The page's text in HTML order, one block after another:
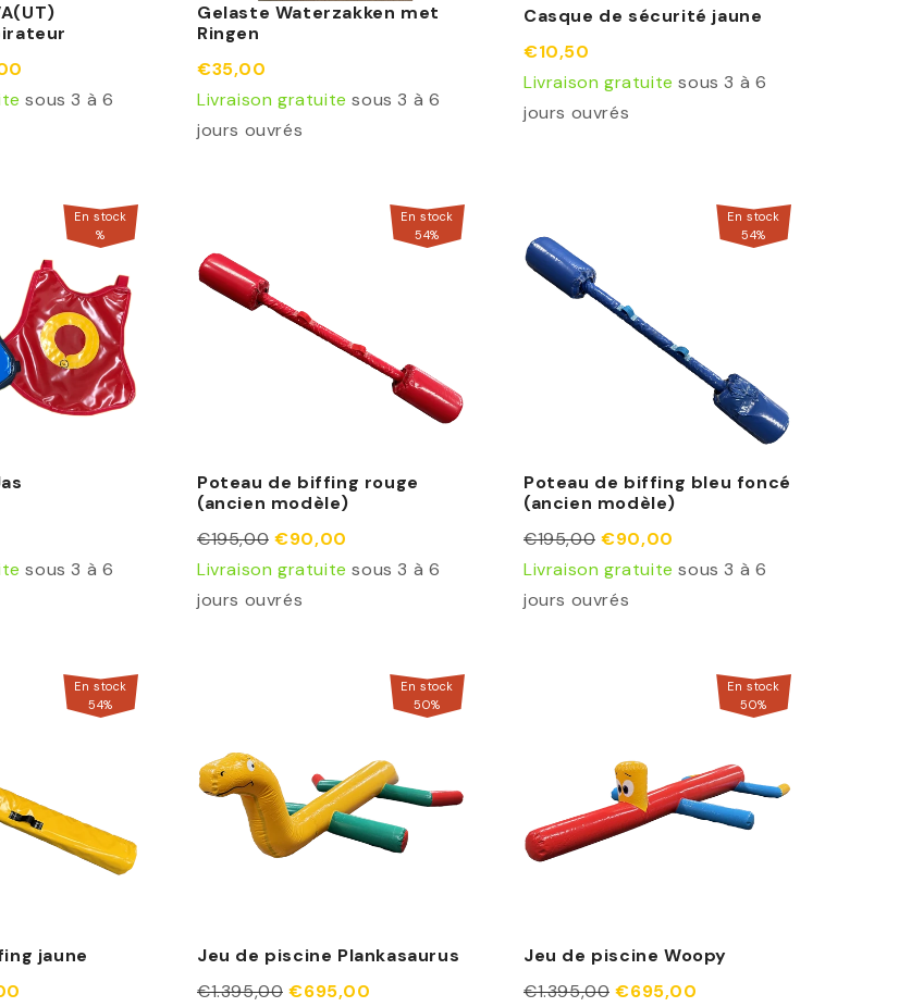
sous 3 à 6
Gelaste Waterzakken met
Ringen
€35,00
Livraison gratuite sous 3 à 6
jours ouvrés
Casque de sécurité jaune
€10,50
Livraison gratuite sous 3 à 6
jours ouvrés
En stock
%
sous 3 à 6
En stock
54%
Poteau de biffing rouge
(ancien modèle)
€195,00 €90,00
Livraison gratuite sous 3 à 6
jours ouvrés
En stock
54%
Poteau de biffing bleu foncé
(ancien modèle)
€195,00 €90,00
Livraison gratuite sous 3 à 6
jours ouvrés
En stock
54%
jaune
En stock
50%
Jeu de piscine Plankasaurus
€1.395,00 €695,00
En stock
50%
Jeu de piscine Woopy
€1.395,00 €695,00